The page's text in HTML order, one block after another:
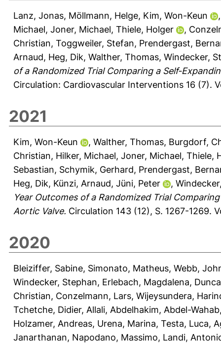
Lanz, Jonas, Möllmann, Helge, Kim, Won-Keun
Michael, Joner, Michael, Thiele, Holger ,
Christian, Toggweiler, Stefan, Prendergast,
Arnaud, Heg, Dik, Walther, Thomas, Windecker,
of a Randomized Trial Comparing a Self-
Circulation: Cardiovascular Interventions 16 (7).
2021
Kim, Won-Keun , Walther, Thomas, Burgdorf,
Christian, Hilker, Michael, Joner, Michael, Thiele,
Sebastian, Schymik, Gerhard, Prendergast,
Heg, Dik, Künzi, Arnaud, Jüni, Peter ,
Year Outcomes of a Randomized Trial
Aortic Valve. Circulation 143 (12), S. 1267-1269.
2020
Bleiziffer, Sabine, Simonato, Matheus, Webb,
Windecker, Stephan, Erlebach, Magdalena,
Christian, Conzelmann, Lars, Wijeysundera,
Tchetche, Didier, Allali, Abdelhakim, Abdel-
Holzamer, Andreas, Urena, Marina, Testa, Luca,
Janarthanan, Napodano, Massimo, Landi,